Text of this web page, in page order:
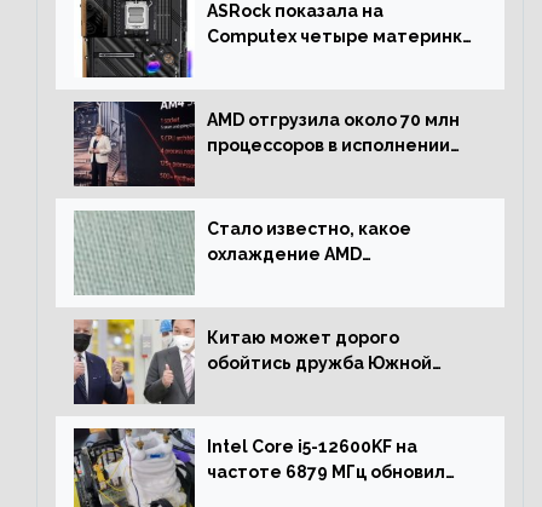
ASRock показала на
Computex четыре материнки
включая модели Taichi
AMD отгрузила около 70 млн
процессоров в исполнении
Стало известно, какое
охлаждение AMD
процессора Ryzen 7000 до 5.5
ГГц
Китаю может дорого
обойтись дружба Южной
Intel Core i5-12600KF на
частоте 6879 МГц обновил